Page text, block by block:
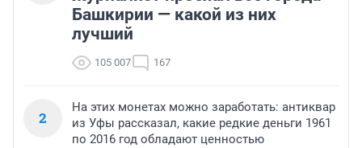
Башкирии — какой из них
лучший
105 007 167
2
На этих монетах можно заработать: антиквар
из Уфы рассказал, какие редкие деньги 1961
по 2016 год обладают ценностью